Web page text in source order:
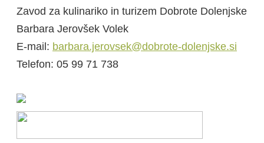
Zavod za kulinariko in turizem Dobrote Dolenjske
Barbara Jerovšek Volek
E-mail: barbara.jerovsek@dobrote-dolenjske.si
Telefon: 05 99 71 738